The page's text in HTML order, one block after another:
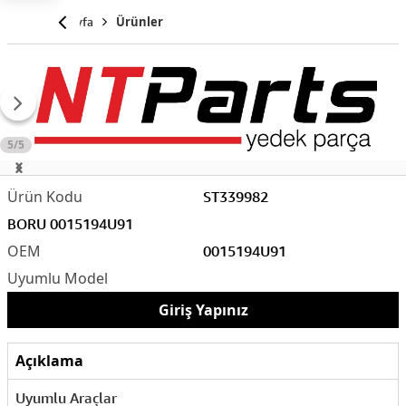
Anasayfa Ürünler
5/5
ST339982
0015194U91
BORU 0015194U91
Giriş Yapınız
Açıklama
Uyumlu Araçlar